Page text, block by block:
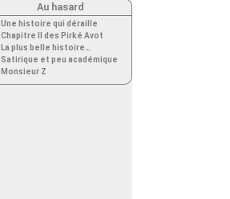
Au hasard
Une histoire qui déraille
Chapitre II des Pirké Avot
La plus belle histoire…
Satirique et peu académique
Monsieur Z